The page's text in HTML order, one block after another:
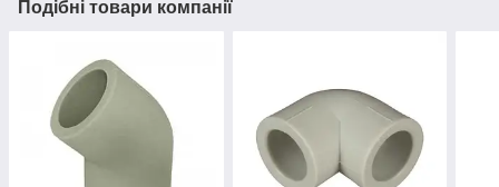
Подібні товари компанії